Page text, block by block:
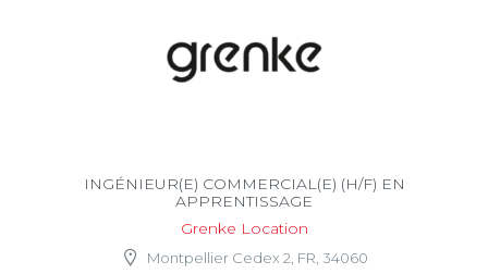
INGÉNIEUR(E) COMMERCIAL(E) (H/F) EN
APPRENTISSAGE
Grenke Location
Montpellier Cedex 2, FR, 34060